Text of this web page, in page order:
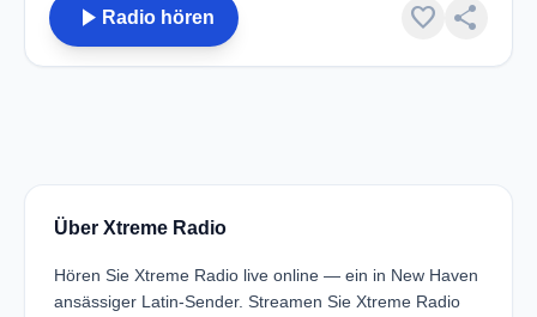
play_arrow Radio hören favorite share
Über Xtreme Radio
Hören Sie Xtreme Radio live online — ein in New Haven
ansässiger Latin-Sender. Streamen Sie Xtreme Radio